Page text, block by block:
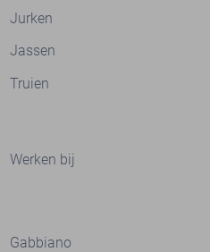
Jurken
Jassen
Truien
Werken bij
Gabbiano